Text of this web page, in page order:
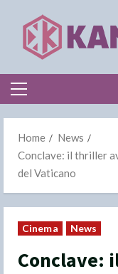
content
Primary
Home
News
Conclave: il thriller
del Vaticano
Cinema News
Conclave: